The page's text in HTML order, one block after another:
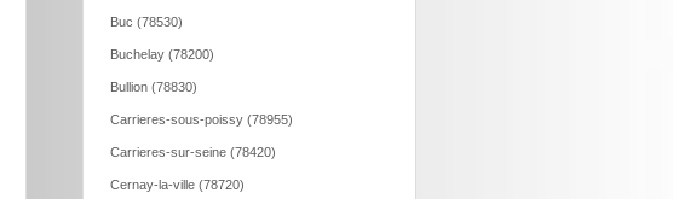
Buc (78530)
Buchelay (78200)
Bullion (78830)
Carrieres-sous-poissy (78955)
Carrieres-sur-seine (78420)
Cernay-la-ville (78720)